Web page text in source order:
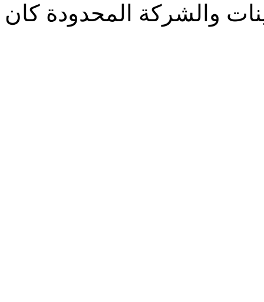
والشركة المحدودة كان